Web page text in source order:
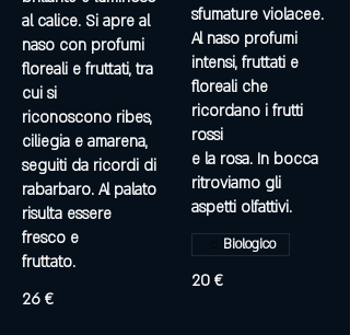
al calice. Si apre al
naso con profumi
floreali e fruttati, tra
cui si
riconoscono ribes,
ciliegia e amarena,
seguiti da ricordi di
rabarbaro. Al palato
risulta essere
fresco e
fruttato.
26 €
sfumature violacee.
Al naso profumi
intensi, fruttati e
floreali che
ricordano i frutti
rossi
e la rosa. In bocca
ritroviamo gli
aspetti olfattivi.
20 €
Biologico